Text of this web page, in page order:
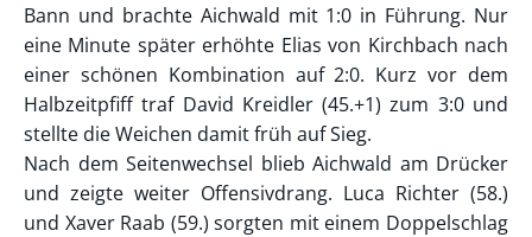
Bann und brachte Aichwald mit 1:0 in Führung. Nur
eine Minute später erhöhte Elias von Kirchbach nach
einer schönen Kombination auf 2:0. Kurz vor dem
Halbzeitpfiff traf David Kreidler (45.+1) zum 3:0 und
stellte die Weichen damit früh auf Sieg.
Nach dem Seitenwechsel blieb Aichwald am Drücker
und zeigte weiter Offensivdrang. Luca Richter (58.)
und Xaver Raab (59.) sorgten mit einem Doppelschlag